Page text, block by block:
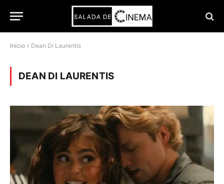
Início » Dean Di Laurentis
DEAN DI LAURENTIS